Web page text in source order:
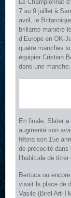
Le Championnat
7 au 9 juillet à
avril, le
brillante manière
d’Europe en OK-
quatre manches
équipier Cristian
dans une manche.
En finale, Slater
augmenté son
fêtera son 15e
de précocité dans
l’habitude de
Bertuca ou
visait la place de
Vasile (Birel Art-